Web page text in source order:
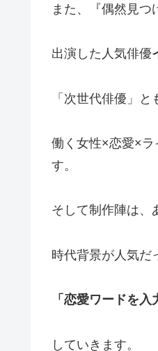
また、『偶然見
出演した人気俳優
「次世代俳優」と
働く女性×恋愛×
す。
そして制作陣は、
時代背景が人気だ
「恋愛ワードを
していきます。